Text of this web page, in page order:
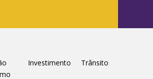
Investimento
Trânsito